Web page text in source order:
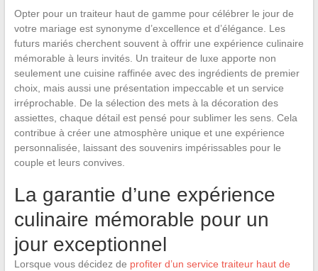
Opter pour un traiteur haut de gamme pour célébrer le jour de
votre mariage est synonyme d’excellence et d’élégance. Les
futurs mariés cherchent souvent à offrir une expérience culinaire
mémorable à leurs invités. Un traiteur de luxe apporte non
seulement une cuisine raffinée avec des ingrédients de premier
choix, mais aussi une présentation impeccable et un service
irréprochable. De la sélection des mets à la décoration des
assiettes, chaque détail est pensé pour sublimer les sens. Cela
contribue à créer une atmosphère unique et une expérience
personnalisée, laissant des souvenirs impérissables pour le
couple et leurs convives.
La garantie d’une expérience
culinaire mémorable pour un
jour exceptionnel
Lorsque vous décidez de profiter d’un service traiteur haut de